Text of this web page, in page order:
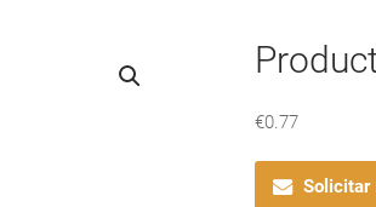
€0.77
Solicitar